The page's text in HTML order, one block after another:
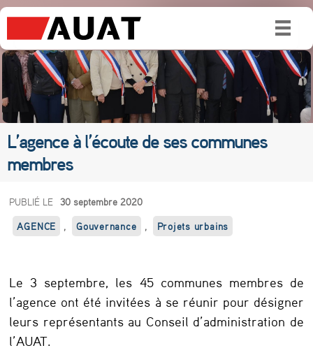
L’agence à l’écoute de ses communes
membres
L
g
e
n
c
PUBLIÉ LE 30 septembre 2020
AGENCE , Gouvernance , Projets urbains
Le 3 septembre, les 45 communes membres de
l’agence ont été invitées à se réunir pour désigner
leurs représentants au Conseil d’administration de
l’AUAT.